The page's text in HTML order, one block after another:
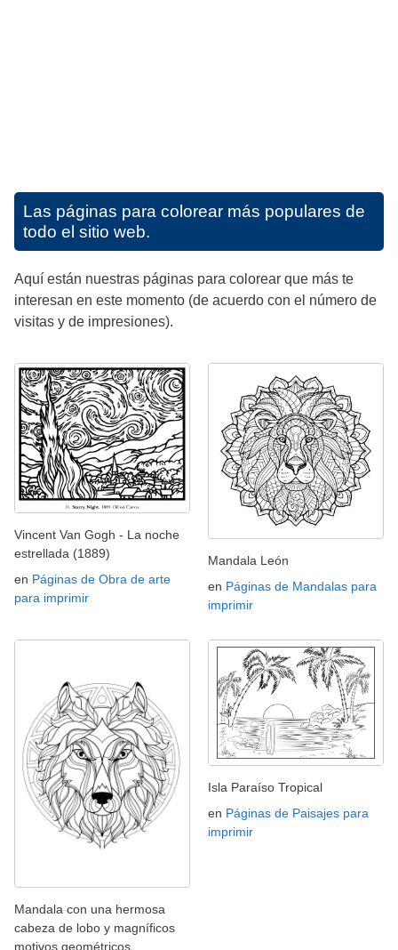
Las páginas para colorear más populares de
todo el sitio web.
Aquí están nuestras páginas para colorear que más te
interesan en este momento (de acuerdo con el número de
visitas y de impresiones).
Vincent Van Gogh - La noche
estrellada (1889)
en Páginas de Obra de arte
para imprimir
Mandala León
en Páginas de Mandalas para
imprimir
Mandala con una hermosa
cabeza de lobo y magníficos
motivos geométricos
Isla Paraíso Tropical
en Páginas de Paisajes para
imprimir